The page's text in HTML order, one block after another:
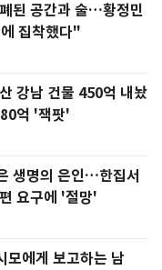
된 공간과 술…황정민
집착했다"
강남 건물 450억 내놨
억 '잭팟'
생명의 은인…한집서
요구에 '절망'
에게 보고하는 남